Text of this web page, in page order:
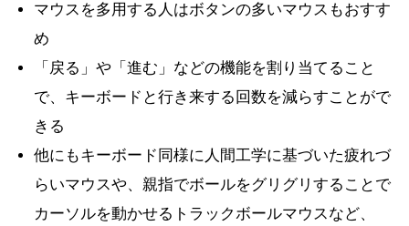
マウスを多用する人はボタンの多いマウスもおすす
め
「戻る」や「進む」などの機能を割り当てること
で、キーボードと行き来する回数を減らすことがで
きる
他にもキーボード同様に人間工学に基づいた疲れづ
らいマウスや、親指でボールをグリグリすることで
カーソルを動かせるトラックボールマウスなど、